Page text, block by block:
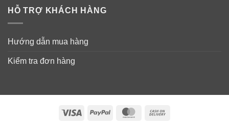
hiện sau:
HỖ TRỢ KHÁCH HÀNG
Hướng dẫn mua hàng
Kiểm tra đơn hàng
Visa PayPal MasterCard